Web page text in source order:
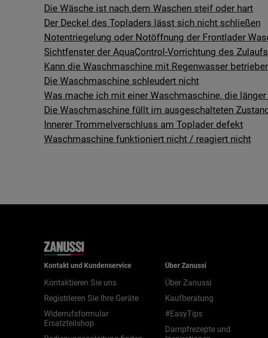
Die Wäsche ist nach dem Waschen steif oder hart
Der Deckel des Topladers lässt sich nicht schließen
Notentriegelung oder Notöffnung der Frontlader
Sichtfenster der AquaControl-Vorrichtung des
Kann die Waschmaschine mit Regenwasser
Die Waschmaschine schleudert nicht
Was mache ich mit einer Waschmaschine, die
Die Waschmaschine füllt im ausgeschalteten
Innerer Trommelverschluss am Toplader defekt
Waschmaschine funktioniert nicht / reagiert nicht
Kontakt und Kundenservice
Kontaktieren Sie uns
Registrieren Sie Ihre Geräte
Widerrufsformular
Ersatzteilshop
Über Zanussi
Über Zanussi
Kaufberatung
#EasyTips
Dampfrezepte und